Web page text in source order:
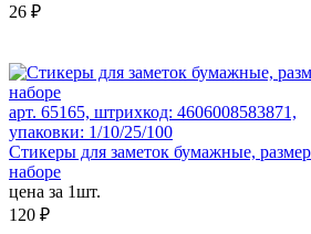
26 ₽
арт. 65165, штрихкод: 4606008583871,
упаковки: 1/10/25/100
Стикеры для заметок бумажные,
наборе
цена за 1шт.
120 ₽